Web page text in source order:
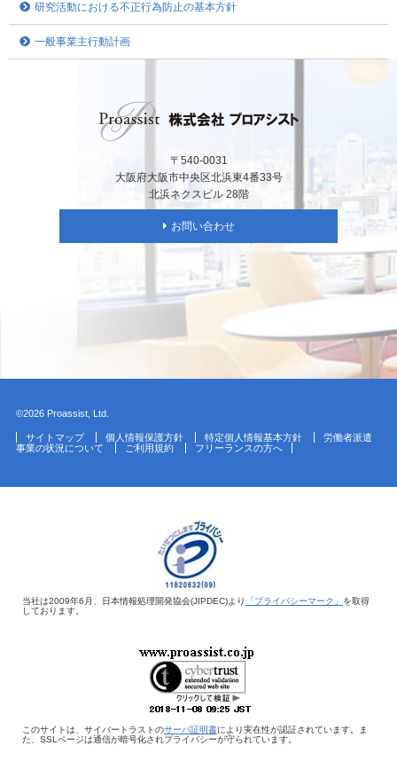
研究活動における不正行為防止の基本方針
一般事業主行動計画
〒540-0031
大阪府大阪市中央区北浜東4番33号
北浜ネクスビル 28階
お問い合わせ
©2026 Proassist, Ltd.
サイトマップ 個人情報保護方針 特定個人情報基本方針
労働者派遣
事業の状況について
ご利用規約 フリーランスの方へ
当社は2009年6月、日本情報処理開発協会(JIPDEC)より 「プライバシーマーク」 を取得
しております。
このサイトは、サイバートラストのサーバ証明書により実在性が認証されています。ま
た、SSLページは通信が暗号化されプライバシーが守られています。